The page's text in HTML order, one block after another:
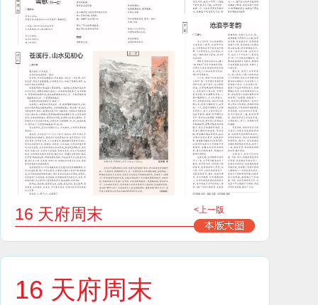
16 天府周末 <上一版
16 天府周末